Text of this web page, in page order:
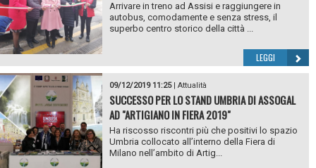
Arrivare in treno ad Assisi e raggiungere in
autobus, comodamente e senza stress, il
superbo centro storico della città ...
LEGGI
09/12/2019 11:25| Attualità
SUCCESSO PER LO STAND UMBRIA DI ASSOGAL
AD "ARTIGIANO IN FIERA 2019"
Ha riscosso riscontri più che positivi lo spazio
Umbria collocato all’interno della Fiera di
Milano nell’ambito di Artig...